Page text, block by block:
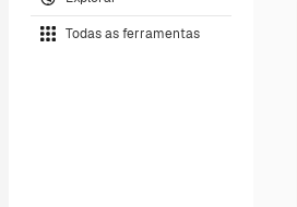
Todas as ferramentas